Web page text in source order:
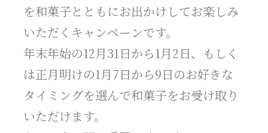
を和菓子とともにお出かけしてお楽しみ
いただくキャンペーンです。
年末年始の12月31日から1月2日、もしく
は正月明けの1月7日から9日のお好きな
タイミングを選んで和菓子をお受け取り
いただけます。